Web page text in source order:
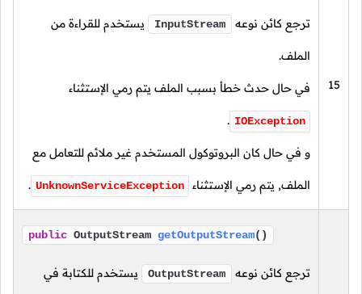
15
ترجع كائن نوعه InputStream يستخدم للقراءة من
الملف.
في حال حدث خطأ بسبب الملف يتم رمي الإستثناء
IOException
.
و في حال كان البروتوكول المستخدم غير ملائم للتعامل مع
الملف, يتم رمي الإستثناء UnknownServiceException
.
public OutputStream getOutputStream()
ترجع كائن نوعه OutputStream يستخدم للكتابة في